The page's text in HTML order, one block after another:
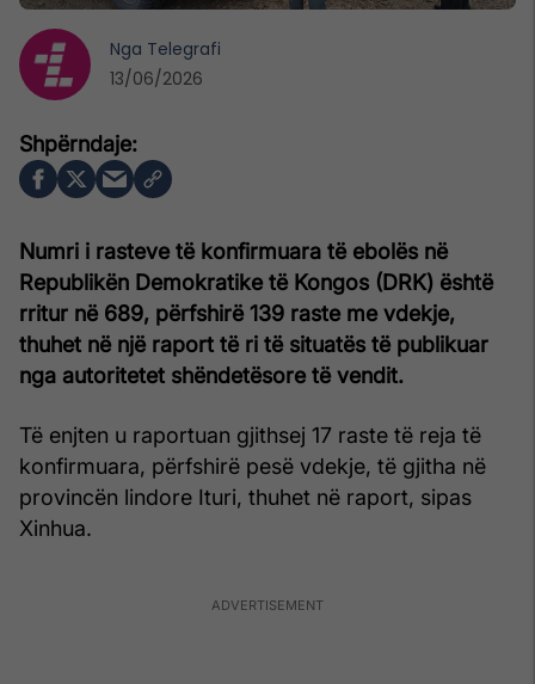
Numri i rasteve të konfirmuara të ebolës në
Republikën Demokratike të Kongos (DRK) është
rritur në 689, përfshirë 139 raste me vdekje,
thuhet në një raport të ri të situatës të publikuar
nga autoritetet shëndetësore të vendit.
Të enjten u raportuan gjithsej 17 raste të reja të
konfirmuara, përfshirë pesë vdekje, të gjitha në
provincën lindore Ituri, thuhet në raport, sipas
Xinhua.
Nga Telegrafi
13/06/2026